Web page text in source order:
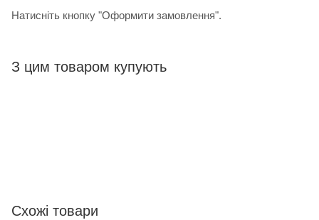
Натисніть кнопку "Оформити замовлення".
З цим товаром купують
Схожі товари